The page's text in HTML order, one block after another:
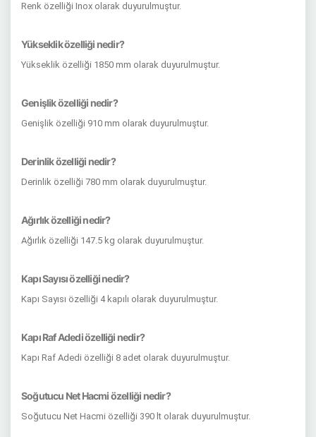
Renk özelliği Inox olarak duyurulmuştur.
Yükseklik özelliği nedir?
Yükseklik özelliği 1850 mm olarak duyurulmuştur.
Genişlik özelliği nedir?
Genişlik özelliği 910 mm olarak duyurulmuştur.
Derinlik özelliği nedir?
Derinlik özelliği 780 mm olarak duyurulmuştur.
Ağırlık özelliği nedir?
Ağırlık özelliği 147.5 kg olarak duyurulmuştur.
Kapı Sayısı özelliği nedir?
Kapı Sayısı özelliği 4 kapılı olarak duyurulmuştur.
Kapı Raf Adedi özelliği nedir?
Kapı Raf Adedi özelliği 8 adet olarak duyurulmuştur.
Soğutucu Net Hacmi özelliği nedir?
Soğutucu Net Hacmi özelliği 390 lt olarak duyurulmuştur.